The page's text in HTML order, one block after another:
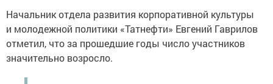
Начальник отдела развития корпоративной культуры
и молодежной политики «Татнефти» Евгений Гаврилов
отметил, что за прошедшие годы число участников
значительно возросло.